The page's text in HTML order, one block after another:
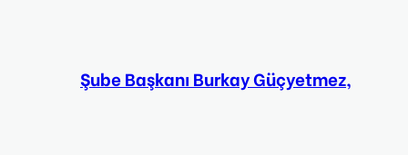
Şube Başkanı Burkay Güçyetmez,